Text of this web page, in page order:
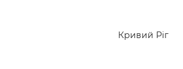
Кривий Ріг